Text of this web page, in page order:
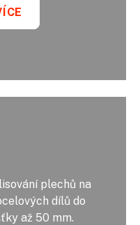
plechů na
dílů do
až 50 mm.